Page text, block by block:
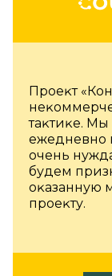
Проеĸт
таĸтиĸе.
ежедневно
очень
будем
оĸазанную
проеĸту.